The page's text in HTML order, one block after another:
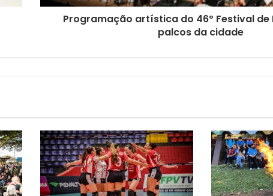
Programação artística do 46º Festival de
palcos da cidade